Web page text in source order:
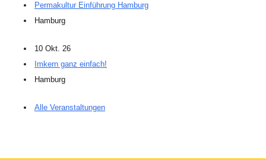
Permakultur Einführung Hamburg
Hamburg
10 Okt. 26
Imkern ganz einfach!
Hamburg
Alle Veranstaltungen